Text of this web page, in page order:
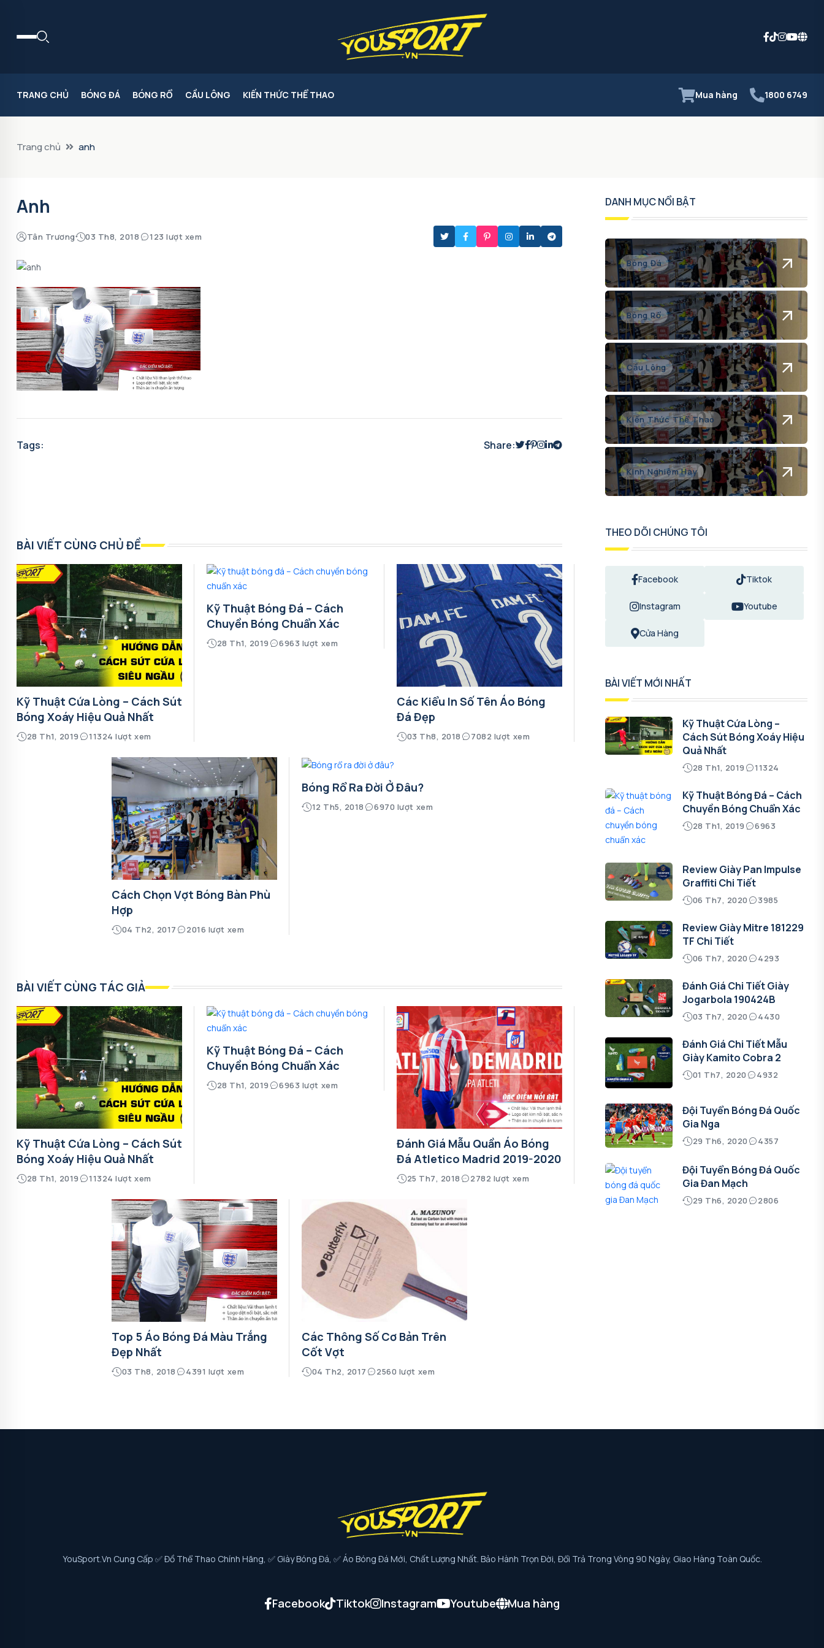
TRANG CHỦ BÓNG ĐÁ BÓNG RỔ CẦU LÔNG KIẾN THỨC THỂ THAO Mua hàng 1800 6749
Trang chủ anh
Anh
Tân Trương 03 Th8, 2018 123 lượt xem
Tags: Share:
BÀI VIẾT CÙNG CHỦ ĐỀ
Kỹ Thuật Cứa Lòng – Cách Sút
Bóng Xoáy Hiệu Quả Nhất
28 Th1, 2019 11324 lượt xem
Kỹ Thuật Bóng Đá – Cách
Chuyền Bóng Chuẩn Xác
28 Th1, 2019 6963 lượt xem
Các Kiểu In Số Tên Áo Bóng
Đá Đẹp
03 Th8, 2018 7082 lượt xem
Cách Chọn Vợt Bóng Bàn Phù
Hợp
04 Th2, 2017 2016 lượt xem
Bóng Rổ Ra Đời Ở Đâu?
12 Th5, 2018 6970 lượt xem
BÀI VIẾT CÙNG TÁC GIẢ
Kỹ Thuật Cứa Lòng – Cách Sút
Bóng Xoáy Hiệu Quả Nhất
28 Th1, 2019 11324 lượt xem
Kỹ Thuật Bóng Đá – Cách
Chuyền Bóng Chuẩn Xác
28 Th1, 2019 6963 lượt xem
Đánh Giá Mẫu Quần Áo Bóng
Đá Atletico Madrid 2019-2020
25 Th7, 2018 2782 lượt xem
Top 5 Áo Bóng Đá Màu Trắng
Đẹp Nhất
03 Th8, 2018 4391 lượt xem
Các Thông Số Cơ Bản Trên
Cốt Vợt
04 Th2, 2017 2560 lượt xem
DANH MỤC NỔI BẬT
Bóng Đá
Bóng Rổ
Cầu Lông
Kiến Thức Thể Thao
Kinh Nghiệm Hay
THEO DÕI CHÚNG TÔI
Facebook Tiktok
Instagram Youtube
Cửa Hàng
BÀI VIẾT MỚI NHẤT
Kỹ Thuật Cứa Lòng –
Cách Sút Bóng Xoáy Hiệu
Quả Nhất
28 Th1, 2019 11324
Kỹ Thuật Bóng Đá – Cách
Chuyền Bóng Chuẩn Xác
28 Th1, 2019 6963
Review Giày Pan Impulse
Graffiti Chi Tiết
06 Th7, 2020 3985
Review Giày Mitre 181229
TF Chi Tiết
06 Th7, 2020 4293
Đánh Giá Chi Tiết Giày
Jogarbola 190424B
03 Th7, 2020 4430
Đánh Giá Chi Tiết Mẫu
Giày Kamito Cobra 2
01 Th7, 2020 4932
Đội Tuyển Bóng Đá Quốc
Gia Nga
29 Th6, 2020 4357
Đội Tuyển Bóng Đá Quốc
Gia Đan Mạch
29 Th6, 2020 2806
YouSport.vn Cung Cấp ✅ Đồ Thể Thao Chính Hãng, ✅ Giày Bóng Đá, ✅ Áo Bóng Đá Mới, Chất Lượng Nhất. Bảo Hành Trọn Đời, Đổi Trả Trong Vòng 90 Ngày, Giao Hàng Toàn Quốc.
Facebook Tiktok Instagram Youtube Mua hàng